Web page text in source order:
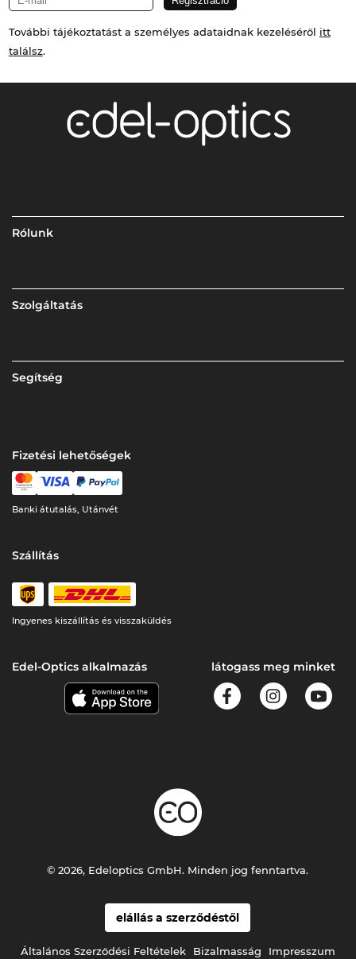
További tájékoztatást a személyes adataidnak kezeléséről itt
találsz.
Rólunk
Szolgáltatás
Segítség
Fizetési lehetőségek
Banki átutalás, Utánvét
Szállítás
Ingyenes kiszállítás és visszaküldés
Edel-Optics alkalmazás látogass meg minket
elállás a szerződéstől
Általános Szerződési Feltételek Bizalmasság Impresszum
© 2026, Edeloptics GmbH. Minden jog fenntartva.